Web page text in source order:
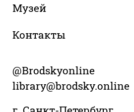
Музей
Контакты
@Brodskyonline
library@brodsky.online